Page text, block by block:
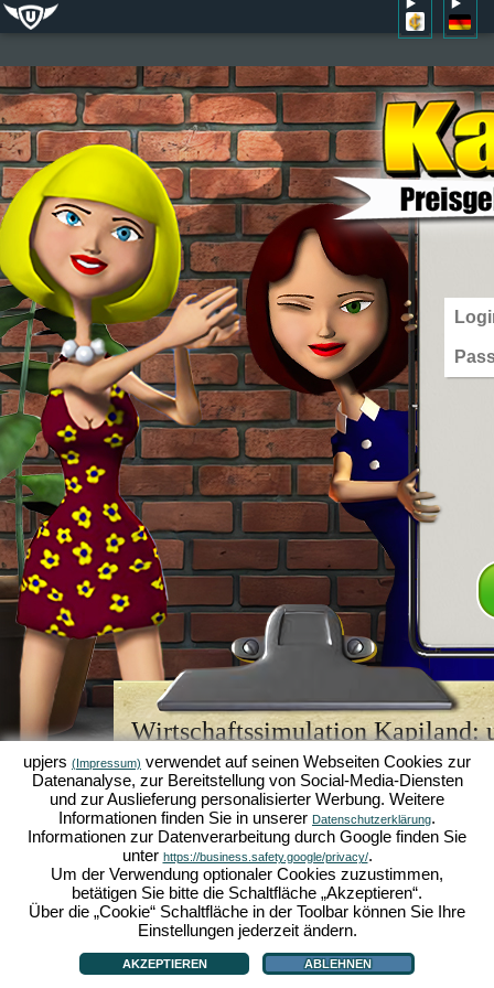
Wirtschaftssimulation Kapiland:
Browsergame-Legende
Kapiland gehört zu den bestenBrowsergames
Retro Gamefür Fans von Wirtschaftssimulationen.
es einst zum "MMO of the Year" gekürt und
strategischenOnline Games . Hier kannst du als
Wirtschaftsimperium aufbauen und in der Welt der
Karriere machen!
upjers (Impressum) verwendet auf seinen Webseiten Cookies zur
Datenanalyse, zur Bereitstellung von Social-Media-Diensten
und zur Auslieferung personalisierter Werbung. Weitere
Informationen finden Sie in unserer Datenschutzerklärung.
Informationen zur Datenverarbeitung durch Google finden Sie
unter https://business.safety.google/privacy/.
Um der Verwendung optionaler Cookies zuzustimmen,
betätigen Sie bitte die Schaltfläche „Akzeptieren“.
Über die „Cookie“ Schaltfläche in der Toolbar können Sie Ihre
Einstellungen jederzeit ändern.
AKZEPTIEREN ABLEHNEN